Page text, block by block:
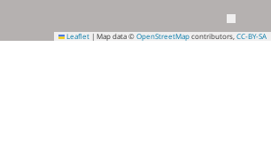
Leaflet | Map data © OpenStreetMap contributors, CC-BY-SA